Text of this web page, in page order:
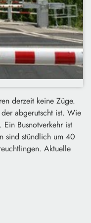
derzeit keine Züge.
abgerutscht ist. Wie
Busnotverkehr ist
sind stündlich um 40
Aktuelle